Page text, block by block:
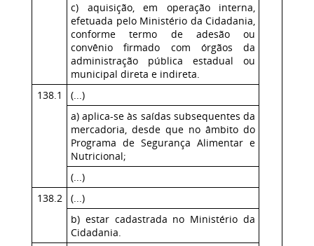
c) aquisição, em operação interna,
efetuada pelo Ministério da Cidadania,
conforme termo de adesão ou
convênio firmado com órgãos da
administração pública estadual ou
municipal direta e indireta.
138.1
(...)
a) aplica-se às saídas subsequentes da
mercadoria, desde que no âmbito do
Programa de Segurança Alimentar e
Nutricional;
(...)
138.2
(...)
b) estar cadastrada no Ministério da
Cidadania.